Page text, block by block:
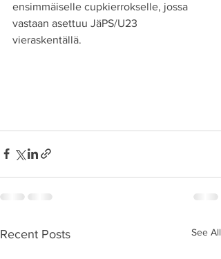
ensimmäiselle cupkierrokselle, jossa
vastaan asettuu JäPS/U23
vieraskentällä.
Recent Posts See All